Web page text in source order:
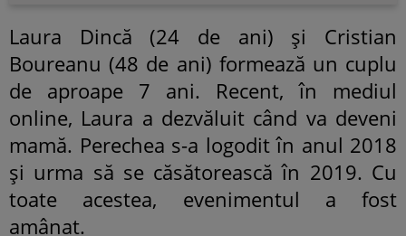
Laura Dincă (24 de ani) și Cristian
Boureanu (48 de ani) formează un cuplu
de aproape 7 ani. Recent, în mediul
online, Laura a dezvăluit când va deveni
mamă. Perechea s-a logodit în anul 2018
și urma să se căsătorească în 2019. Cu
toate acestea, evenimentul a fost
amânat.